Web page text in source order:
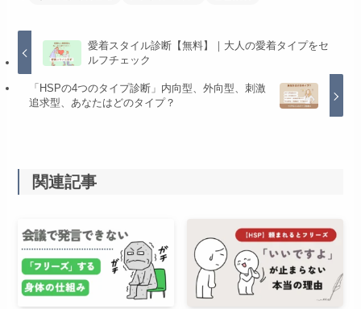
愛着スタイル診断【無料】｜大人の愛着タイプをセ
ルフチェック
「HSPの4つのタイプ診断」内向型、外向型、刺激
追求型、あなたはどのタイプ？
関連記事